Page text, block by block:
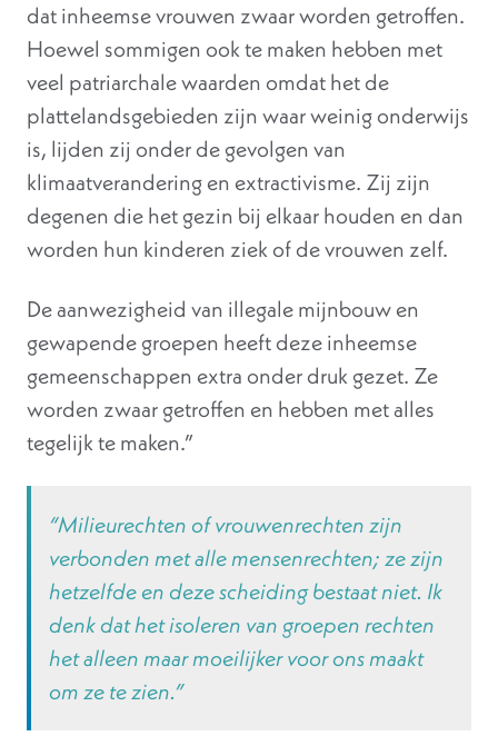
dat inheemse vrouwen zwaar worden getroffen.
Hoewel sommigen ook te maken hebben met
veel patriarchale waarden omdat het de
plattelandsgebieden zijn waar weinig onderwijs
is, lijden zij onder de gevolgen van
klimaatverandering en extractivisme. Zij zijn
degenen die het gezin bij elkaar houden en dan
worden hun kinderen ziek of de vrouwen zelf.
De aanwezigheid van illegale mijnbouw en
gewapende groepen heeft deze inheemse
gemeenschappen extra onder druk gezet. Ze
worden zwaar getroffen en hebben met alles
tegelijk te maken.”
“Milieurechten of vrouwenrechten zijn
verbonden met alle mensenrechten; ze zijn
hetzelfde en deze scheiding bestaat niet. Ik
denk dat het isoleren van groepen rechten
het alleen maar moeilijker voor ons maakt
om ze te zien.”